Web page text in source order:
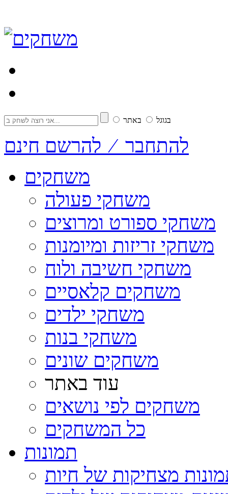
בגוגל באתר
להתחבר ⁄ להרשם חינם
משחקים
משחקי פעולה
משחקי ספורט ומרוצים
משחקי זריזות ומיומנות
משחקי חשיבה ולוח
משחקים קלאסיים
משחקי ילדים
משחקי בנות
משחקים שונים
עוד באתר
משחקים לפי נושאים
כל המשחקים
תמונות
מצחיקות של חיות